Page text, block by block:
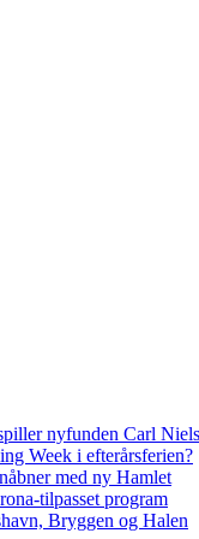
nyfunden Carl
Week i efterårsferien?
med ny Hamlet
tilpasset program
Bryggen og Halen